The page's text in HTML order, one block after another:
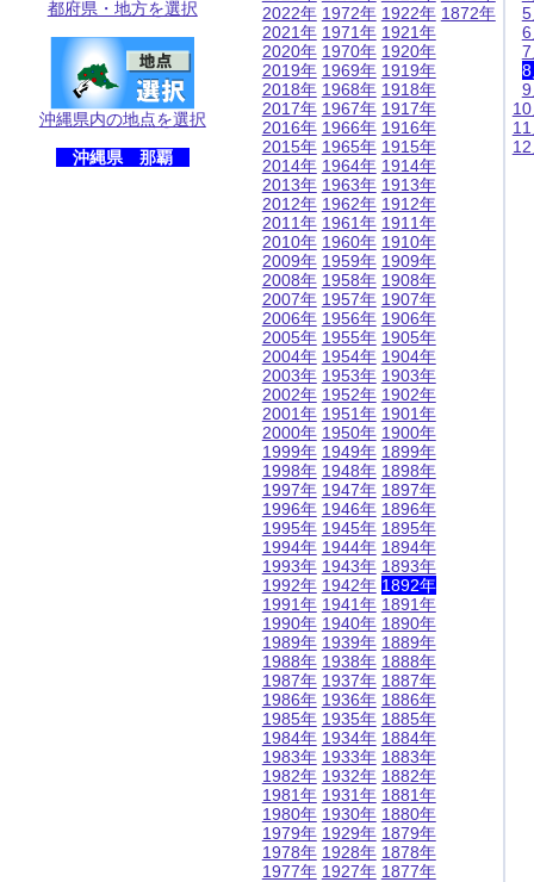
都府県・地方を選択
沖縄県内の地点を選択
沖縄県 那覇
2022年
2021年
2020年
2019年
2018年
2017年
2016年
2015年
2014年
2013年
2012年
2011年
2010年
2009年
2008年
2007年
2006年
2005年
2004年
2003年
2002年
2001年
2000年
1999年
1998年
1997年
1996年
1995年
1994年
1993年
1992年
1991年
1990年
1989年
1988年
1987年
1986年
1985年
1984年
1983年
1982年
1981年
1980年
1979年
1978年
1977年
1972年
1971年
1970年
1969年
1968年
1967年
1966年
1965年
1964年
1963年
1962年
1961年
1960年
1959年
1958年
1957年
1956年
1955年
1954年
1953年
1952年
1951年
1950年
1949年
1948年
1947年
1946年
1945年
1944年
1943年
1942年
1941年
1940年
1939年
1938年
1937年
1936年
1935年
1934年
1933年
1932年
1931年
1930年
1929年
1928年
1927年
1922年
1921年
1920年
1919年
1918年
1917年
1916年
1915年
1914年
1913年
1912年
1911年
1910年
1909年
1908年
1907年
1906年
1905年
1904年
1903年
1902年
1901年
1900年
1899年
1898年
1897年
1896年
1895年
1894年
1893年
1892年
1891年
1890年
1889年
1888年
1887年
1886年
1885年
1884年
1883年
1882年
1881年
1880年
1879年
1878年
1877年
1872年